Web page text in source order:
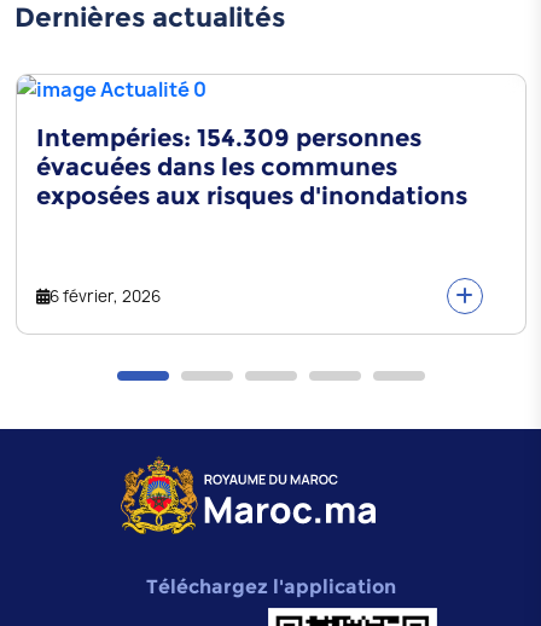
Dernières actualités
Intempéries: 154.309 personnes
évacuées dans les communes
exposées aux risques d'inondations
6 février, 2026
Téléchargez l'application